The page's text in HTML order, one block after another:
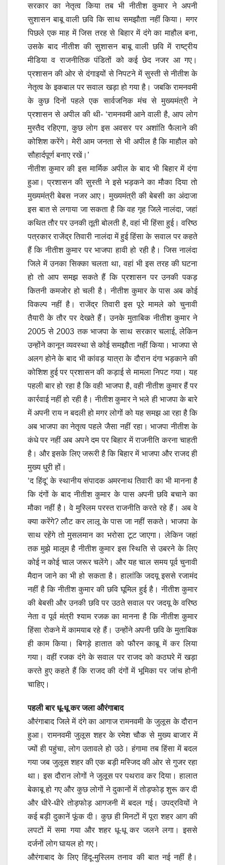
सरकार का नेतृत्व किया तब भी नीतीश कुमार ने अपनी
सुशासन बाबू वाली छवि कि साथ समझौता नहीं किया। मगर
पिछले एक माह में जिस तरह से बिहार में दंगे का माहौल बना,
उसके बाद नीतीश की सुशासन बाबू वाली छवि में राष्ट्रीय
मीडिया व राजनीतिक पंडितों को कई छेद नजर आ गए।
प्रशासन की ओर से दंगाइयों से निपटने में सुस्ती से नीतीश के
नेतृत्व के इकबाल पर सवाल खड़ा हो गया है। जबकि रामनवमी
के कुछ दिनों पहले एक सार्वजनिक मंच से मुख्यमंत्री ने
प्रशासन से अपील की थी- ‘रामनवमी आने वाली है, आप लोग
मुस्तैद रहिएगा, कुछ लोग इस अवसर पर अशांति फैलाने की
कोशिश करेंगे। मेरी आम जनता से भी अपील है कि माहौल को
सौहार्दपूर्ण बनाए रखें।’
नीतीश कुमार की इस मार्मिक अपील के बाद भी बिहार में दंगा
हुआ। प्रशासन की सुस्ती ने इसे भड़कने का मौका दिया तो
मुख्यमंत्री बेबस नजर आए। मुख्यमंत्री की बेबसी का अंदाजा
इस बात से लगाया जा सकता है कि वह गृह जिले नालंदा, जहां
कथित तौर पर उनकी तूती बोलती है, वहां भी हिंसा हुई। वरिष्ठ
पत्रकार राजेंद्र तिवारी नालंदा में हुई हिंसा के सवाल पर कहते
हैं कि नीतीश कुमार पर भाजपा हावी हो रही है। जिस नालंदा
जिले में उनका सिक्का चलता था, वहां भी इस तरह की घटना
हो तो आप समझ सकते हैं कि प्रशासन पर उनकी पकड़
कितनी कमजोर हो चली है। नीतीश कुमार के पास अब कोई
विकल्प नहीं है। राजेंद्र तिवारी इस पूरे मामले को चुनावी
तैयारी के तौर पर देखते हैं। उनके मुताबिक नीतीश कुमार ने
2005 से 2003 तक भाजपा के साथ सरकार चलाई, लेकिन
उन्होंने कानून व्यवस्था से कोई समझौता नहीं किया। भाजपा से
अलग होने के बाद भी कांवड़ यात्रा के दौरान दंगा भड़काने की
कोशिश हुई पर प्रशासन की कड़ाई से मामला निपट गया। यह
पहली बार हो रहा है कि वही भाजपा है, वही नीतीश कुमार हैं पर
कार्रवाई नहीं हो रही है। नीतीश कुमार ने भले ही भाजपा के बारे
में अपनी राय न बदली हो मगर लोगों को यह समझ आ रहा है कि
अब भाजपा का नेतृत्व पहले जैसा नहीं रहा। भाजपा नीतीश के
कंधे पर नहीं अब अपने दम पर बिहार में राजनीति करना चाहती
है। और इसके लिए जरूरी है कि बिहार में भाजपा और राजद ही
मुख्य धुरी हों।
‘द हिंदू’ के स्थानीय संपादक अमरनाथ तिवारी का भी मानना है
कि दंगों के बाद नीतीश कुमार के पास अपनी छवि बचाने का
मौका नहीं है। वे मुस्लिम परस्त राजनीति करते रहे हैं। अब वे
क्या करेंगे? लौट कर लालू के पास जा नहीं सकते। भाजपा के
साथ रहेंगे तो मुसलमान का भरोसा टूट जाएगा। लेकिन जहां
तक मुझे मालूम है नीतीश कुमार इस स्थिति से उबरने के लिए
कोई न कोई चाल जरूर चलेंगे। और यह चाल समय पूर्व चुनावी
मैदान जाने का भी हो सकता है। हालांकि जदयू इससे रजामंद
नहीं है कि नीतीश कुमार की छवि घूमिल हुई है। नीतीश कुमार
की बेबसी और उनकी छवि पर उठते सवाल पर जदयू के वरिष्ठ
नेता व पूर्व मंत्री श्याम रजक का मानना है कि नीतीश कुमार
हिंसा रोकने में कामयाब रहे हैं। उन्होंने अपनी छवि के मुताबिक
ही काम किया। बिगड़े हातात को फौरन काबू में कर लिया
गया। वहीं रजक दंगे के सवाल पर राजद को कठघरे में खड़ा
करते हुए कहते हैं कि राजद की दंगों में भूमिका पर जांच होनी
चाहिए।
पहली बार धू-धू कर जला औरंगाबाद
औरंगाबाद जिले में दंगे का आगाज रामनवमी के जुलूस के दौरान
हुआ। रामनवमी जुलूस शहर के रमेश चौक से मुख्य बाजार में
ज्यों ही पहुंचा, लोग उतावले हो उठे। हंगामा तब हिंसा में बदल
गया जब जुलूस शहर की एक बड़ी मस्जिद की ओर से गुजर रहा
था। इस दौरान लोगों ने जुलूस पर पथराव कर दिया। हालात
बेकाबू हो गए और कुछ लोगों ने दुकानों में तोड़फोड़ शुरू कर दी
और धीरे-धीरे तोड़फोड़ आगजनी में बदल गई। उपद्रवियों ने
कई बड़ी दुकानें फूंक दी। कुछ ही मिनटों में पूरा शहर आग की
लपटों में समा गया और शहर धू-धू कर जलने लगा। इससे
दर्जनों लोग घायल हो गए।
औरंगाबाद के लिए हिंदू-मुस्लिम तनाव की बात नई नहीं है।